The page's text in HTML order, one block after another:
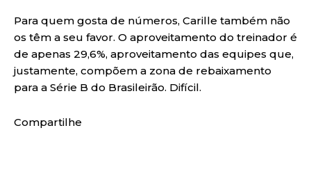
Para quem gosta de números, Carille também não
os têm a seu favor. O aproveitamento do treinador é
de apenas 29,6%, aproveitamento das equipes que,
justamente, compõem a zona de rebaixamento
para a Série B do Brasileirão. Difícil.
Compartilhe